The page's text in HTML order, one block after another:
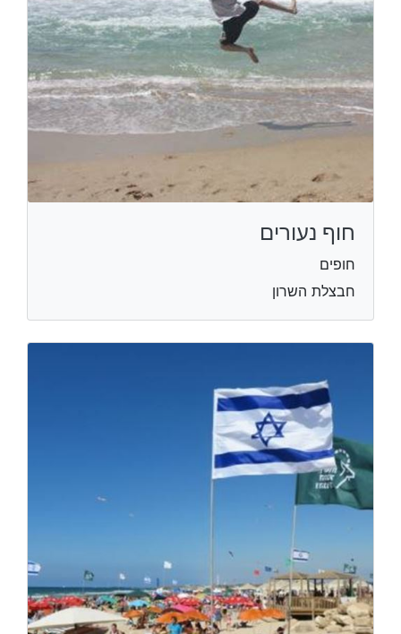
חוף נעורים
חופים
חבצלת השרון